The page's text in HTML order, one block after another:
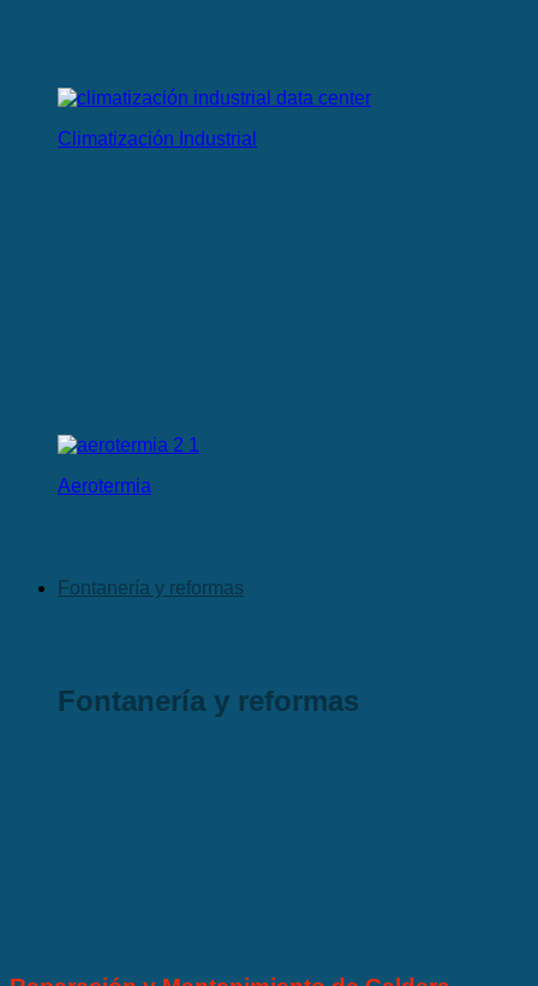
Climatización Industrial
Aerotermia
Fontanería y reformas
Fontanería y reformas